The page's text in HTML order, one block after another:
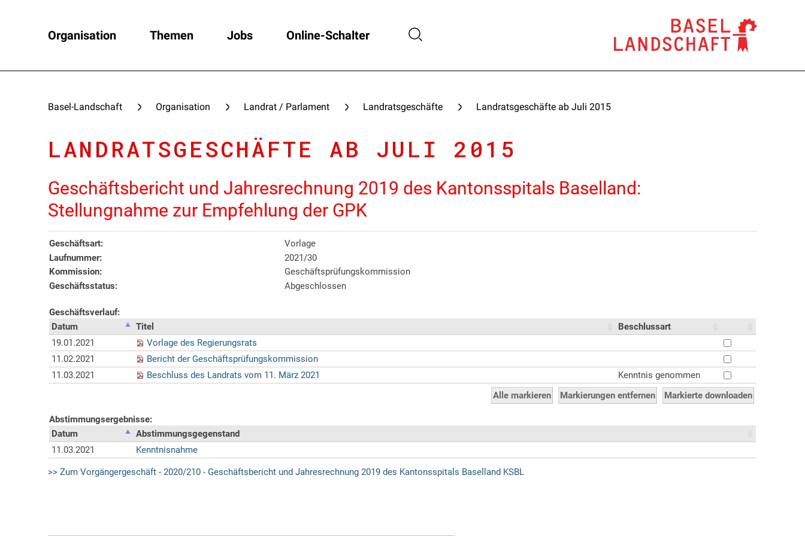
Organisation Themen Jobs Online-Schalter
Basel-Landschaft Organisation Landrat / Parlament Landratsgeschäfte Landratsgeschäfte ab Juli 2015
LANDRATSGESCHÄFTE AB JULI 2015